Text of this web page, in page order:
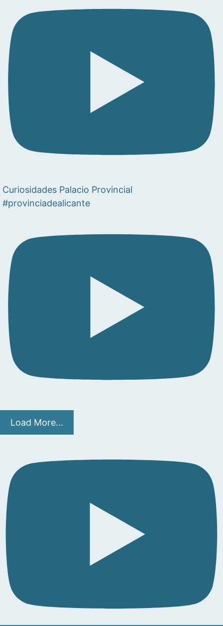
Curiosidades Palacio Provincial
#provinciadealicante
Load More...